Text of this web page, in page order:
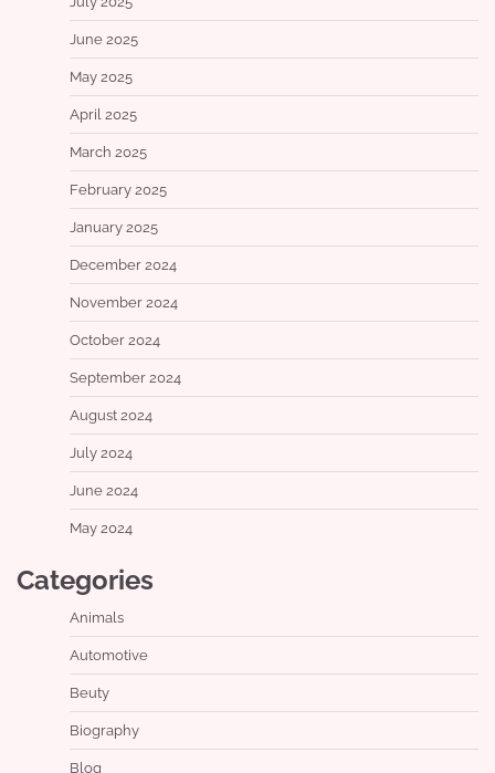
June 2025
May 2025
April 2025
March 2025
February 2025
January 2025
December 2024
November 2024
October 2024
September 2024
August 2024
July 2024
June 2024
May 2024
Categories
Animals
Automotive
Beuty
Biography
Blog